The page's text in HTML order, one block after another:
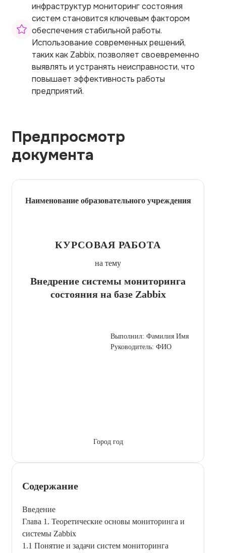
инфраструктур мониторинг состояния
систем становится ключевым фактором
обеспечения стабильной работы.
Использование современных решений,
таких как Zabbix, позволяет своевременно
выявлять и устранять неисправности, что
повышает эффективность работы
предприятий.
Предпросмотр
документа
Наименование образовательного учреждения
КУРСОВАЯ РАБОТА
на тему
Внедрение системы мониторинга
состояния на базе Zabbix
Выполнил: Фамилия Имя
Руководитель: ФИО
Город год
Содержание
Введение
Глава 1. Теоретические основы мониторинга и
системы Zabbix
1.1 Понятие и задачи систем мониторинга